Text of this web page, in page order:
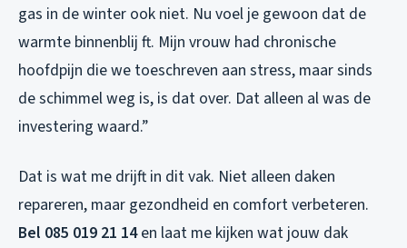
gas in de winter ook niet. Nu voel je gewoon dat de
warmte binnenblij ft. Mijn vrouw had chronische
hoofdpijn die we toeschreven aan stress, maar sinds
de schimmel weg is, is dat over. Dat alleen al was de
investering waard.”
Dat is wat me drijft in dit vak. Niet alleen daken
repareren, maar gezondheid en comfort verbeteren.
Bel 085 019 21 14en laat me kijken wat jouw dak